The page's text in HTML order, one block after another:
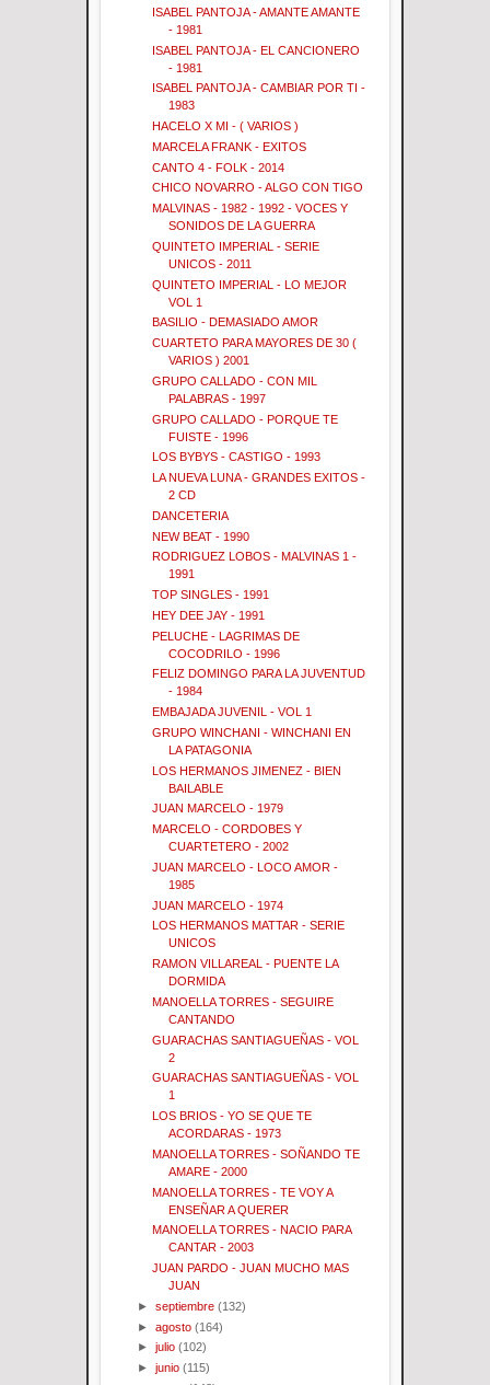
ISABEL PANTOJA - AMANTE AMANTE
- 1981
ISABEL PANTOJA - EL CANCIONERO
- 1981
ISABEL PANTOJA - CAMBIAR POR TI -
1983
HACELO X MI - ( VARIOS )
MARCELA FRANK - EXITOS
CANTO 4 - FOLK - 2014
CHICO NOVARRO - ALGO CON TIGO
MALVINAS - 1982 - 1992 - VOCES Y
SONIDOS DE LA GUERRA
QUINTETO IMPERIAL - SERIE
UNICOS - 2011
QUINTETO IMPERIAL - LO MEJOR
VOL 1
BASILIO - DEMASIADO AMOR
CUARTETO PARA MAYORES DE 30 (
VARIOS ) 2001
GRUPO CALLADO - CON MIL
PALABRAS - 1997
GRUPO CALLADO - PORQUE TE
FUISTE - 1996
LOS BYBYS - CASTIGO - 1993
LA NUEVA LUNA - GRANDES EXITOS -
2 CD
DANCETERIA
NEW BEAT - 1990
RODRIGUEZ LOBOS - MALVINAS 1 -
1991
TOP SINGLES - 1991
HEY DEE JAY - 1991
PELUCHE - LAGRIMAS DE
COCODRILO - 1996
FELIZ DOMINGO PARA LA JUVENTUD
- 1984
EMBAJADA JUVENIL - VOL 1
GRUPO WINCHANI - WINCHANI EN
LA PATAGONIA
LOS HERMANOS JIMENEZ - BIEN
BAILABLE
JUAN MARCELO - 1979
MARCELO - CORDOBES Y
CUARTETERO - 2002
JUAN MARCELO - LOCO AMOR -
1985
JUAN MARCELO - 1974
LOS HERMANOS MATTAR - SERIE
UNICOS
RAMON VILLAREAL - PUENTE LA
DORMIDA
MANOELLA TORRES - SEGUIRE
CANTANDO
GUARACHAS SANTIAGUEÑAS - VOL
2
GUARACHAS SANTIAGUEÑAS - VOL
1
LOS BRIOS - YO SE QUE TE
ACORDARAS - 1973
MANOELLA TORRES - SOÑANDO TE
AMARE - 2000
MANOELLA TORRES - TE VOY A
ENSEÑAR A QUERER
MANOELLA TORRES - NACIO PARA
CANTAR - 2003
JUAN PARDO - JUAN MUCHO MAS
JUAN
►septiembre (132)
►agosto (164)
►julio (102)
►junio (115)